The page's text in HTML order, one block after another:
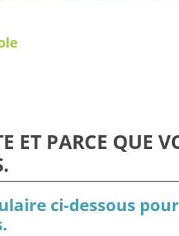
ET PARCE QUE
ci-dessous